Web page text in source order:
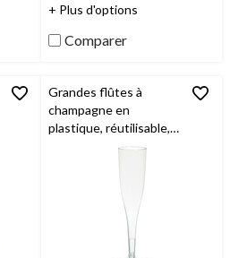
+ Plus d'options
Comparer
Grandes flûtes à
champagne en
plastique, réutilisable,
anniversaires, fêtes